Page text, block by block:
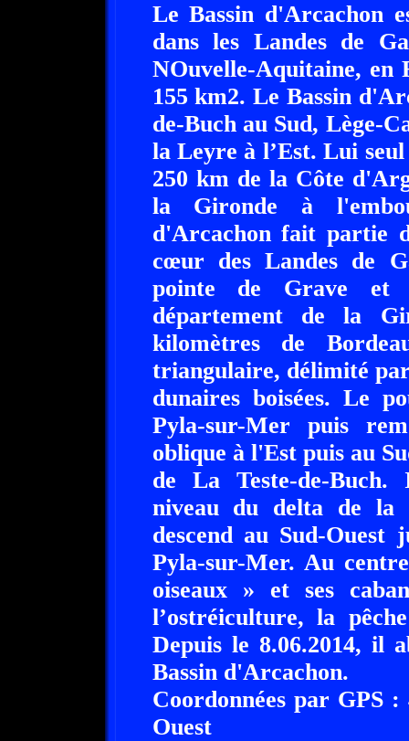
Le Bassin d'Arcachon
dans les Landes de
NOuvelle-Aquitaine, en
155 km2. Le Bassin
de-Buch au Sud, Lège-
la Leyre à l’Est. Lui
250 km de la Côte
la Gironde à
d'Arcachon fait partie
cœur des Landes de
pointe de Grave et
département de la
kilomètres de
triangulaire, délimité par
dunaires boisées. Le
Pyla-sur-Mer puis
oblique à l'Est puis au
de La Teste-de-
niveau du delta de
descend au Sud-
Pyla-sur-Mer. Au
oiseaux » et ses
l’ostréiculture, la
Depuis le 8.06.2014, il
Bassin d'Arcachon.
Coordonnées par GPS
Ouest